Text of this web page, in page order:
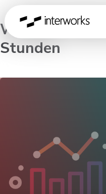
Webinar – BI
Stunden